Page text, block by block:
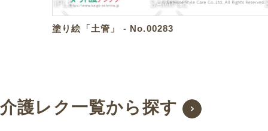
塗り絵「土管」 - No.00283
介護レク一覧から探す